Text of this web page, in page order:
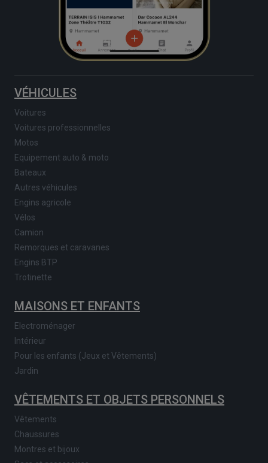
VÉHICULES
Voitures
Voitures professionnelles
Motos
Equipement auto & moto
Bateaux
Autres véhicules
Engins agricole
Vélos
Camion
Remorques et caravanes
Engins BTP
Trotinette
MAISONS ET ENFANTS
Electroménager
Intérieur
Pour les enfants (Jeux et Vêtements)
Jardin
VÊTEMENTS ET OBJETS PERSONNELS
Vêtements
Chaussures
Montres et bijoux